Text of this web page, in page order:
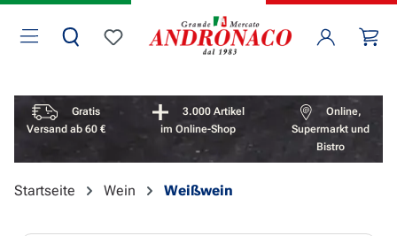
Zum Hauptinhalt springen
Du hast 0 Produkte auf dem Merkzettel
Vorteile überspringen
Gratis
Versand ab 60 €
3.000 Artikel
im Online-Shop
Online,
Supermarkt und
Bistro
Startseite Wein Weißwein